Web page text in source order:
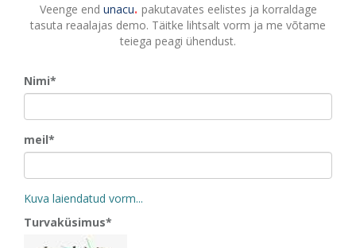
Veenge end unacu pakutavates eelistes ja korraldage
tasuta reaalajas demo. Täitke lihtsalt vorm ja me võtame
teiega peagi ühendust.
Nimi*
meil*
Kuva laiendatud vorm...
Turvaküsimus*